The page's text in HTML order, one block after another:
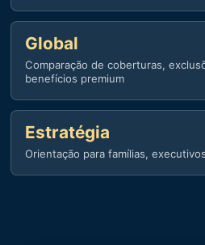
Global
Comparação de coberturas,
benefícios premium
Estratégia
Orientação para famílias,